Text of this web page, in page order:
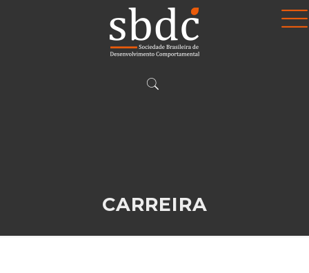
CARREIRA